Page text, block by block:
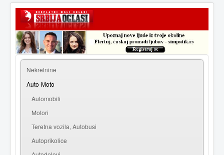
| Registracija
Nekretnine
Auto-Moto
Automobili
Motori
Teretna vozila, Autobusi
Autoprikolice